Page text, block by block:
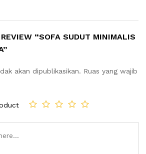
“SOFA SUDUT MINIMALIS
akan dipublikasikan. Ruas yang wajib